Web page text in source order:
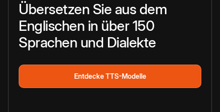
Übersetzen Sie aus dem
Englischen in über 150
Sprachen und Dialekte
Entdecke TTS-Modelle